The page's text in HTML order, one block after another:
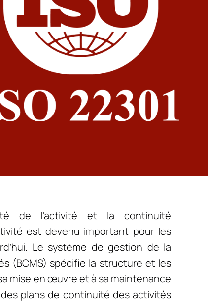
de l’activité et la continuité
est devenu important pour les
Le système de gestion de la
(BCMS) spécifie la structure et les
mise en œuvre et à sa maintenance
plans de continuité des activités